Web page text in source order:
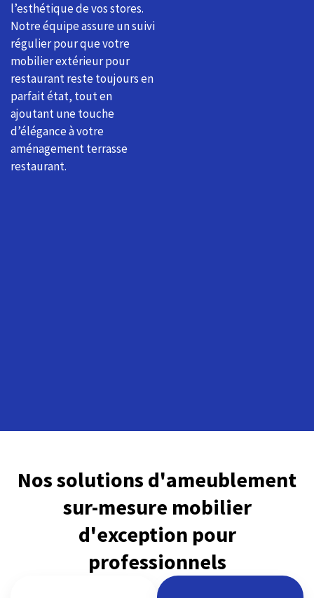
l’esthétique de vos stores.
Notre équipe assure un suivi
régulier pour que votre
mobilier extérieur pour
restaurant reste toujours en
parfait état, tout en
ajoutant une touche
d’élégance à votre
aménagement terrasse
restaurant.
Nos solutions d'ameublement
sur-mesure mobilier
d'exception pour
professionnels